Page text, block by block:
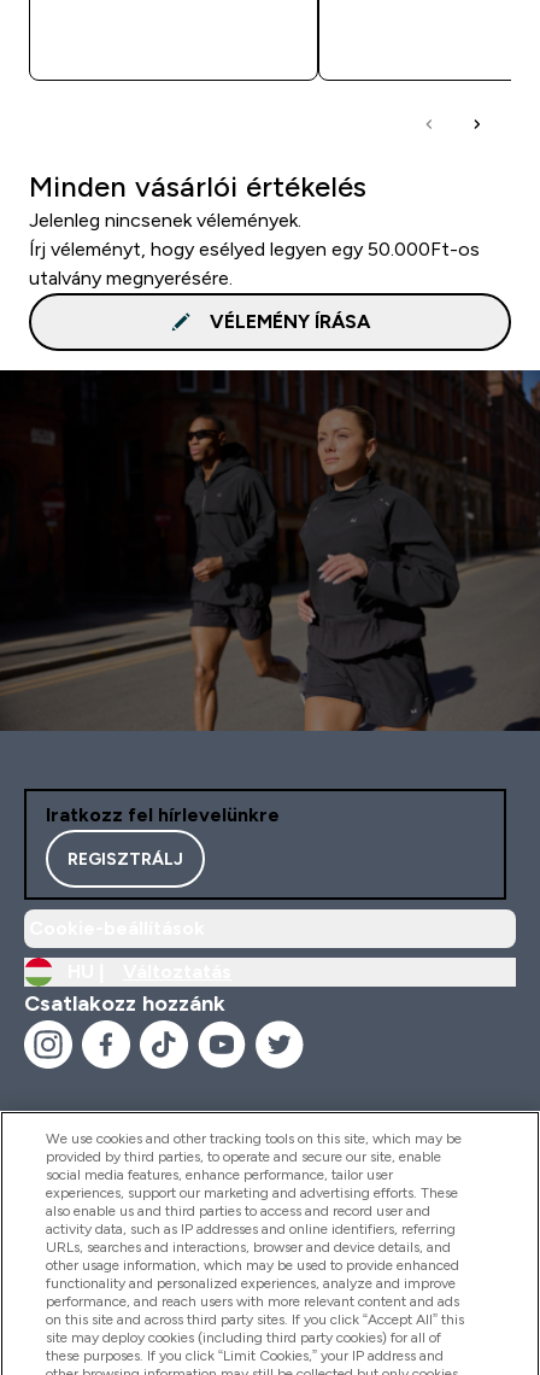
Minden vásárlói értékelés
Jelenleg nincsenek vélemények.
Írj véleményt, hogy esélyed legyen egy 50.000Ft-os
utalvány megnyerésére.
VÉLEMÉNY ÍRÁSA
Iratkozz fel hírlevelünkre
REGISZTRÁLJ
Csatlakozz hozzánk
Segítség És Információ
Termékek
Céginformáció
We use cookies and other tracking tools on this site, which may be
provided by third parties, to operate and secure our site, enable
social media features, enhance performance, tailor user
experiences, support our marketing and advertising efforts. These
also enable us and third parties to access and record user and
activity data, such as IP addresses and online identifiers, referring
URLs, searches and interactions, browser and device details, and
other usage information, which may be used to provide enhanced
functionality and personalized experiences, analyze and improve
performance, and reach users with more relevant content and ads
on this site and across third party sites. If you click “Accept All” this
site may deploy cookies (including third party cookies) for all of
these purposes. If you click “Limit Cookies,” your IP address and